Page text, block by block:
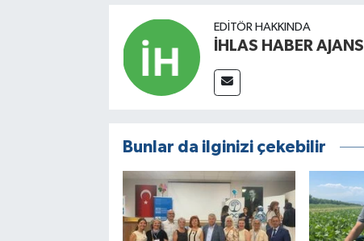
EDITÖR HAKKINDA
İHLAS HABER AJANSI
Bunlar da ilginizi çekebilir